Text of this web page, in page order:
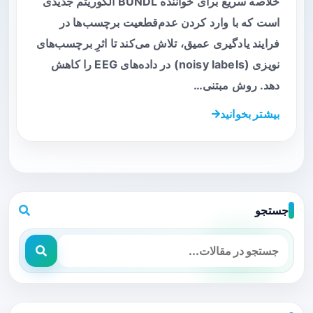
است که با وارد کردن عدم‌قطعیت برچسب‌ها در
فرایند یادگیری عمیق، تلاش می‌کند تا اثرِ برچسب‌های
نویزی (noisy labels) در داده‌های EEG را کاهش
دهد. روش مبتنی…
بیشتر بخوانید
جستجو